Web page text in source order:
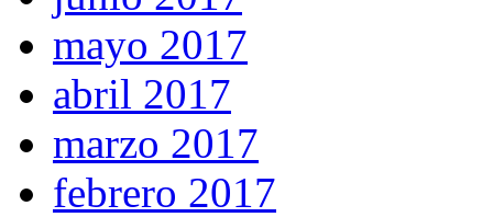
mayo 2017
abril 2017
marzo 2017
febrero 2017